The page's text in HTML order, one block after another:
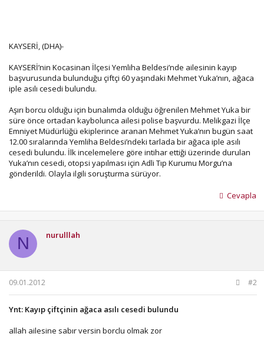
KAYSERİ, (DHA)-
KAYSERİ’nin Kocasinan İlçesi Yemliha Beldesi’nde ailesinin kayıp
başvurusunda bulunduğu çiftçi 60 yaşındaki Mehmet Yuka’nın, ağaca
iple asılı cesedi bulundu.
Aşırı borcu olduğu için bunalımda olduğu öğrenilen Mehmet Yuka bir
süre önce ortadan kaybolunca ailesi polise başvurdu. Melikgazi İlçe
Emniyet Müdürlüğü ekiplerince aranan Mehmet Yuka’nın bugün saat
12.00 sıralarında Yemliha Beldesi’ndeki tarlada bir ağaca iple asılı
cesedi bulundu. İlk incelemelere göre intihar ettiği üzerinde durulan
Yuka’nın cesedi, otopsi yapılması için Adli Tıp Kurumu Morgu’na
gönderildi. Olayla ilgili soruşturma sürüyor.
Cevapla
N nurulllah
09.01.2012 #2
Ynt: Kayıp çiftçinin ağaca asılı cesedi bulundu
allah ailesine sabır versin borclu olmak zor